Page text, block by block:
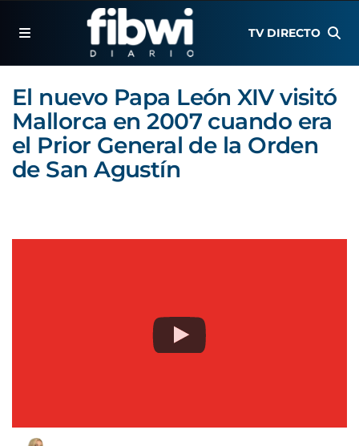
TV DIRECTO
El nuevo Papa León XIV visitó
Mallorca en 2007 cuando era
el Prior General de la Orden
de San Agustín